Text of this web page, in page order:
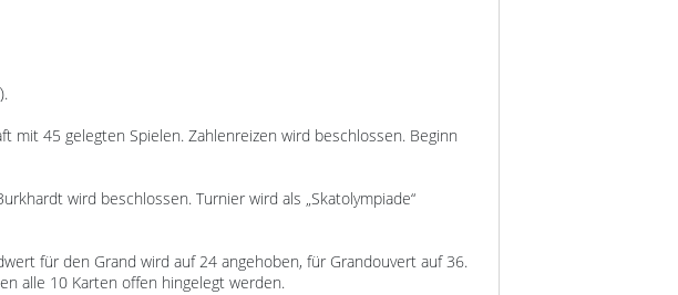
mit 45 gelegten Spielen. Zahlenreizen wird beschlossen. Beginn
wird beschlossen. Turnier wird als „Skatolympiade“
für den Grand wird auf 24 angehoben, für Grandouvert auf 36.
alle 10 Karten offen hingelegt werden.